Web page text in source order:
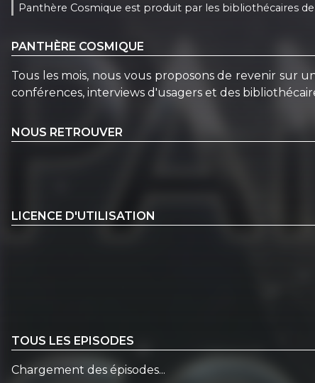
Panthère Cosmique est produit par les bibliothécaires
PANTHÈRE COSMIQUE
Tous les mois, nous vous proposons de revenir sur
conférences, interviews d'usagers et des
NOUS RETROUVER
LICENCE D'UTILISATION
TOUS LES EPISODES
Chargement des épisodes...